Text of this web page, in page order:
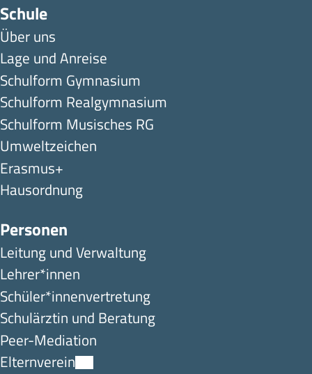
Schule
Über uns
Lage und Anreise
Schulform Gymnasium
Schulform Realgymnasium
Schulform Musisches RG
Umweltzeichen
Erasmus+
Hausordnung
Personen
Leitung und Verwaltung
Lehrer*innen
Schüler*innen­ver­tretung
Schulärztin und Beratung
Peer-Mediation
Elternverein